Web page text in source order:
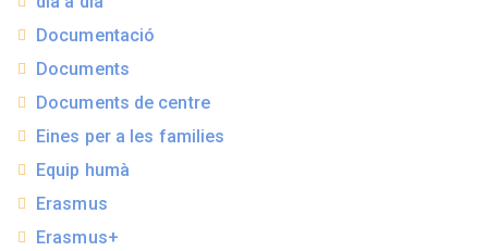
Documentació
Documents
Documents de centre
Eines per a les families
Equip humà
Erasmus
Erasmus+